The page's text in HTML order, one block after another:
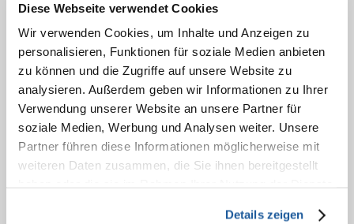
Diese Webseite verwendet Cookies
Wir verwenden Cookies, um Inhalte und Anzeigen zu
personalisieren, Funktionen für soziale Medien anbieten
zu können und die Zugriffe auf unsere Website zu
analysieren. Außerdem geben wir Informationen zu Ihrer
Verwendung unserer Website an unsere Partner für
soziale Medien, Werbung und Analysen weiter. Unsere
Partner führen diese Informationen möglicherweise mit
weiteren Daten zusammen, die Sie ihnen bereitgestellt
Details zeigen
Angaben zur Bestellung
Bankkontonummer
Bestätigung der Bestellung
Einloggen ins Konto
Ihre Bestellung
NACH DEM KAUF